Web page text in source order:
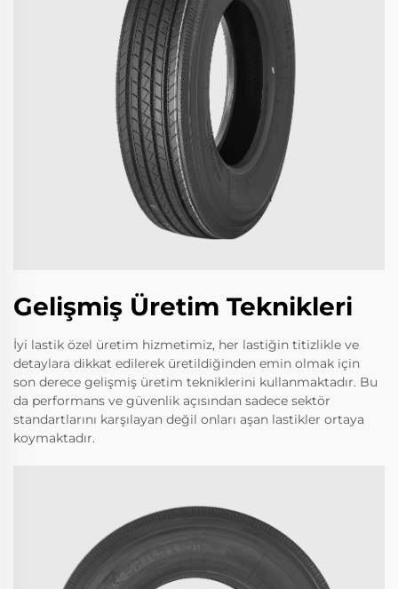
Gelişmiş Üretim Teknikleri
İyi lastik özel üretim hizmetimiz, her lastiğin titizlikle ve
detaylara dikkat edilerek üretildiğinden emin olmak için
son derece gelişmiş üretim tekniklerini kullanmaktadır. Bu
da performans ve güvenlik açısından sadece sektör
standartlarını karşılayan değil onları aşan lastikler ortaya
koymaktadır.